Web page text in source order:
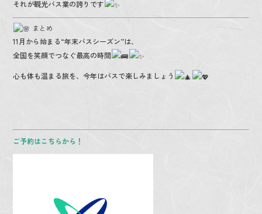
それが観光バス業の誇りです
まとめ
11月から始まる“年末バスシーズン”は、
全国を笑顔でつなぐ最高の時間
心も体も温まる旅を、今年はバスで楽しみましょう
ご予約はこちらから！